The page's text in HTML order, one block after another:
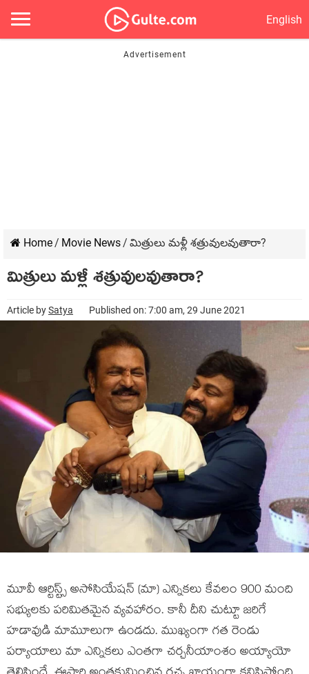
English
Home/ Movie News/ మిత్రులు మళ్లీ శత్రువులవుతారా?
మిత్రులు మళ్లీ శత్రువులవుతారా?
Article bySatya Published on: 7:00 am, 29 June 2021
మూవీ ఆర్టిస్ట్స్ అసోసియేష‌న్ (మా) ఎన్నిక‌లు కేవ‌లం 900 మంది
స‌భ్యులకు ప‌రిమిత‌మైన వ్య‌వ‌హారం. కానీ దీని చుట్టూ జ‌రిగే
హ‌డావుడి మామూలుగా ఉండ‌దు. ముఖ్యంగా గ‌త రెండు
ప‌ర్యాయాలు మా ఎన్నిక‌లు ఎంత‌గా చ‌ర్చ‌నీయాంశం అయ్యాయో